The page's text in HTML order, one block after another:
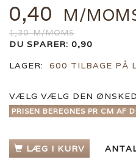
0,40 M/
1,30M/MOMS
DU SPARER: 0,90
LAGER:
600 TILBAGE PÅ
VÆLG VÆLG DEN
PRISEN BEREGNES PR CM
LÆG I KURV